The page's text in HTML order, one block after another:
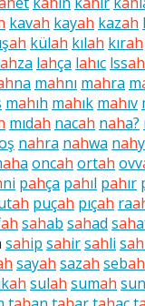
kavah kayah kazah
ah külah kılah kırah
ahza lahça lahıc lssah
na mahnı mahra m
mahıh mahık mahıv
mıdah nacah naha?
nahra nahwa nah
aha oncah ortah ovv
ni pahça pahıl pahır
ah puçah pıçah ra
ah sahab sahad sah
sahip sahirsahli sah
sayah sazah sebah
ah sulah sumah sun